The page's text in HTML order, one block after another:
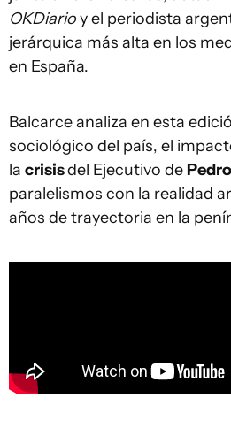
OKDiarioy el periodista
jerárquica más alta en los
en España.
Balcarce analiza en esta
sociológico del país, el
la crisisdel Ejecutivo de
paralelismos con la realidad
años de trayectoria en la